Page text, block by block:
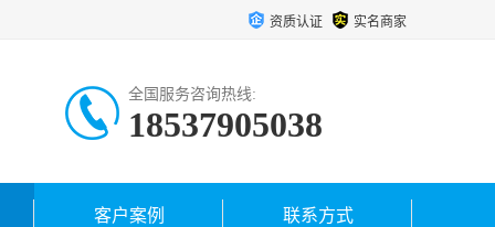
资质认证 实名商家
全国服务咨询热线:
18537905038
客户案例 联系方式